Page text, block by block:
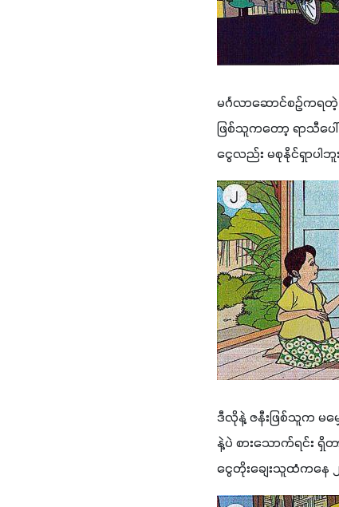
မင်္ဂလာဆောင်စဉ်ကရတဲ့
ဖြစ်သူကတော့ ရာသီပ
ငွေလည်း မစုနိုင်ရှာပါဘူး
ဒီလိုနဲ့ ဇနီးဖြစ်သူက မမ
နဲ့ပဲ စားသောက်ရင်း ရှိတ
ငွေတိုးချေးသူထံကနေ ၂